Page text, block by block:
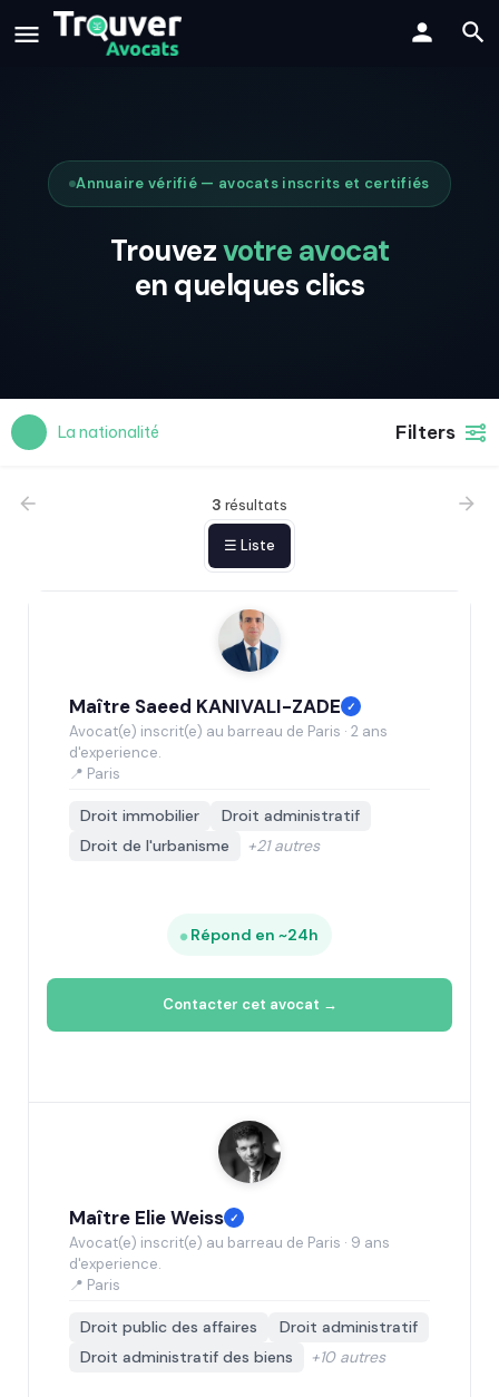
Annuaire vérifié — avocats inscrits et certifiés
Trouvezvotre avocat
en quelques clics
La nationalité Filters
3 résultats
☰ Liste
Maître Saeed KANIVALI-ZADE ✓
Avocat(e) inscrit(e) au barreau de Paris · 2 ans
d'experience.
📍 Paris
Droit immobilier
Droit administratif
Droit de l'urbanisme
+21 autres
Répond en ~24h
Contacter cet avocat →
Maître Elie Weiss ✓
Avocat(e) inscrit(e) au barreau de Paris · 9 ans
d'experience.
📍 Paris
Droit public des affaires
Droit administratif
Droit administratif des biens
+10 autres